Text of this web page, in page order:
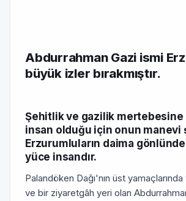
Abdurrahman Gazi ismi
büyük izler bırakmıştır.
Şehitlik ve gazilik
insan olduğu için onun manevi
Erzurumluların daima gönlünde
yüce insandır.
Palandöken Dağı'nın üst
ve bir ziyaretgâh yeri olan